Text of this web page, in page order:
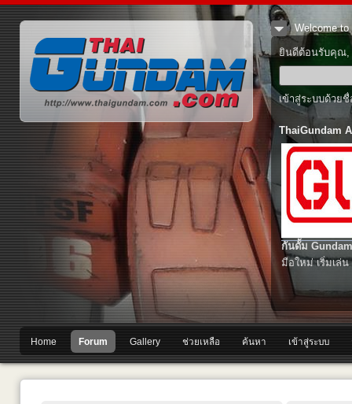
Welcome to
ยินดีต้อนรับคุณ,
เข้าสู่ระบบด้วย
ThaiGundam
กันดั้ม
มือใหม่ เริ่มเล่น
Home Forum Gallery ช่วยเหลือ ค้นหา เข้าสู่ระบบ